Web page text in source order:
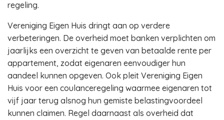
regeling.
Vereniging Eigen Huis dringt aan op verdere
verbeteringen. De overheid moet banken verplichten om
jaarlijks een overzicht te geven van betaalde rente per
appartement, zodat eigenaren eenvoudiger hun
aandeel kunnen opgeven. Ook pleit Vereniging Eigen
Huis voor een coulanceregeling waarmee eigenaren tot
vijf jaar terug alsnog hun gemiste belastingvoordeel
kunnen claimen. Regel daarnaast als overheid dat